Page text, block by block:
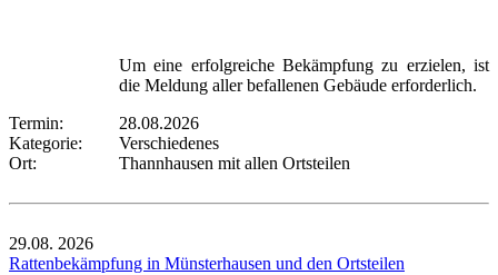
Um eine erfolgreiche Bekämpfung zu erzielen, ist
die Meldung aller befallenen Gebäude erforderlich.
Termin:
28.08.2026
Kategorie:
Verschiedenes
Ort:
Thannhausen mit allen Ortsteilen
29.08. 2026
Rattenbekämpfung in Münsterhausen und den Ortsteilen